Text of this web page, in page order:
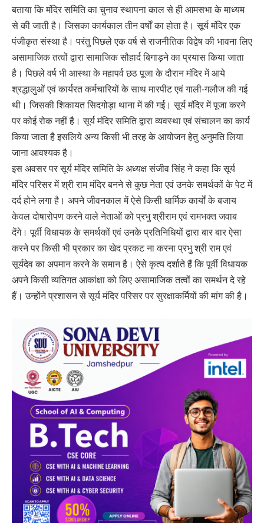
बताया कि मंदिर समिति का चुनाव स्थापना काल से ही आमसभा के माध्यम
से की जाती है। जिसका कार्यकाल तीन वर्षों का होता है। सूर्य मंदिर एक
पंजीकृत संस्था है। परंतु पिछले एक वर्ष से राजनीतिक विद्वेष की भावना लिए
असामाजिक तत्वों द्वारा सामाजिक सौहार्द बिगाड़ने का प्रयास किया जाता
है। पिछले वर्ष भी आस्था के महापर्व छठ पूजा के दौरान मंदिर में आये
श्रद्धालुओं एवं कार्यरत कर्मचारियों के साथ मारपीट एवं गाली-गलौज की गई
थी। जिसकी शिकायत सिदगोड़ा थाना में की गई। सूर्य मंदिर में पूजा करने
पर कोई रोक नहीं है। सूर्य मंदिर समिति द्वारा व्यवस्था एवं संचालन का कार्य
किया जाता है इसलिये अन्य किसी भी तरह के आयोजन हेतु अनुमति लिया
जाना आवश्यक है।
इस अवसर पर सूर्य मंदिर समिति के अध्यक्ष संजीव सिंह ने कहा कि सूर्य
मंदिर परिसर में श्री राम मंदिर बनने से कुछ नेता एवं उनके समर्थकों के पेट में
दर्द होने लगा है। अपने जीवनकाल में ऐसे किसी धार्मिक कार्यों के बजाय
केवल दोषारोपण करने वाले नेताओं को प्रभु श्रीराम एवं रामभक्त जवाब
देंगे। पूर्वी विधायक के समर्थकों एवं उनके प्रतिनिधियों द्वारा बार बार ऐसा
करने पर किसी भी प्रकार का खेद प्रकट ना करना प्रभु श्री राम एवं
सूर्यदेव का अपमान करने के समान है। ऐसे कृत्य दर्शाते हैं कि पूर्वी विधायक
अपने किसी व्यतिगत आकांक्षा को लिए असामाजिक तत्वों का समर्थन दे रहे
हैं। उन्होंने प्रशासन से सूर्य मंदिर परिसर पर सुरक्षाकर्मियों की मांग की है।